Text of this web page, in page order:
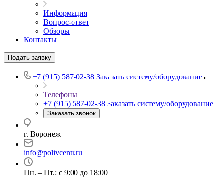
Информация
Вопрос-ответ
Обзоры
Контакты
Подать заявку
+7 (915) 587-02-38 Заказать систему/оборудование
Телефоны
+7 (915) 587-02-38 Заказать систему/оборудование
Заказать звонок
г. Воронеж
info@polivcentr.ru
Пн. – Пт.: с 9:00 до 18:00